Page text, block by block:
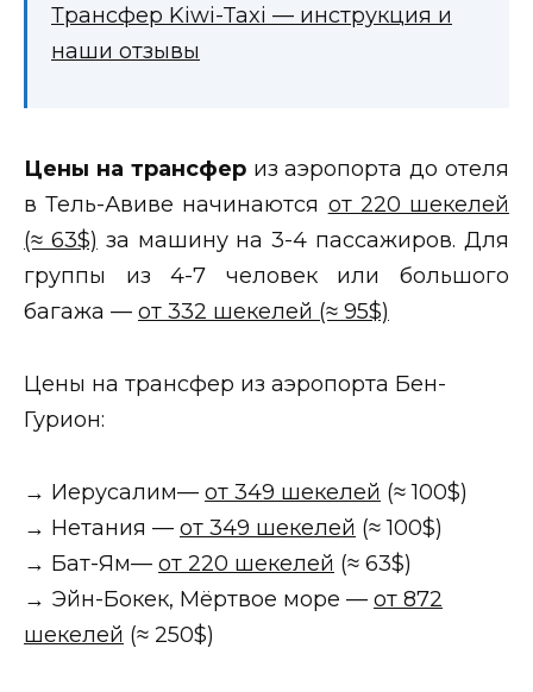
Трансфер Kiwi-Taxi — инструкция и
наши отзывы
Цены на трансфериз аэропорта до отеля
в Тель-Авиве начинаются от 220 шекелей
(≈ 63$) за машину на 3-4 пассажиров. Для
группы из 4-7 человек или большого
багажа — от 332 шекелей (≈ 95$)
Цены на трансфер из аэропорта Бен-
Гурион:
→ Иерусалим— от 349 шекелей (≈ 100$)
→ Нетания — от 349 шекелей (≈ 100$)
→ Бат-Ям— от 220 шекелей (≈ 63$)
→ Эйн-Бокек, Мёртвое море — от 872
шекелей (≈ 250$)